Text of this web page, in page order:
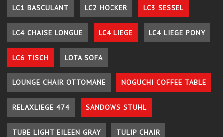
LC1 BASCULANT LC2 HOCKER LC3 SESSEL
LC4 CHAISE LONGUE LC4 LIEGE LC4 LIEGE PONY
LC6 TISCH LOTA SOFA
LOUNGE CHAIR OTTOMANE NOGUCHI COFFEE TABLE
RELAXLIEGE 474 SANDOWS STUHL
TUBE LIGHT EILEEN GRAY TULIP CHAIR